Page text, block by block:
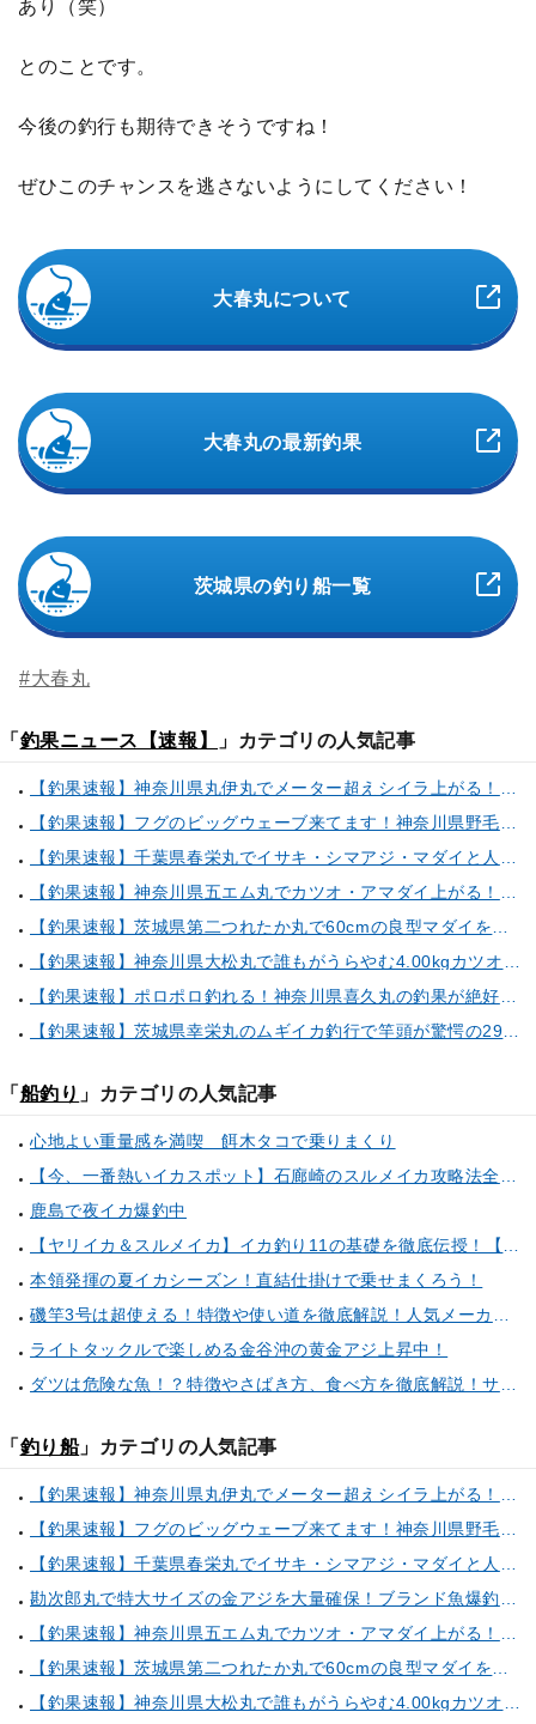
あり（笑）
とのことです。
今後の釣行も期待できそうですね！
ぜひこのチャンスを逃さないようにしてください！
大春丸について
大春丸の最新釣果
茨城県の釣り船一覧
#大春丸
「 釣果ニュース【速報】 」カテゴリの人気記事
【釣果速報】神奈川県丸伊丸でメーター超えシイラ上がる！夏の海のモンスターと勝負したいなら今すぐ予約を！
【釣果速報】フグのビッグウェーブ来てます！神奈川県野毛屋釣船店で38cmのショウサイフグGET！このチャンスを逃すな！
【釣果速報】千葉県春栄丸でイサキ・シマアジ・マダイと人気魚種続々ゲット！いろいろな魚との出会いを楽しみたい人は即予約を！
【釣果速報】神奈川県五エム丸でカツオ・アマダイ上がる！イトヨリ・カサゴ・鬼カサゴなどゲストも多種多様！充実の釣行をお約束します！
【釣果速報】茨城県第二つれたか丸で60cmの良型マダイをキャッチ！アジのアタリも好調！人気者を一気にゲットできるリレー船が今、大人気！
【釣果速報】神奈川県大松丸で誰もがうらやむ4.00kgカツオをキャッチ！あなたも乗船して青物三昧しませんか？
【釣果速報】ポロポロ釣れる！神奈川県喜久丸の釣果が絶好調！ハナダイ・シロアマダイ・サバ・アジなど人気魚種も続々キャッチ！
【釣果速報】茨城県幸栄丸のムギイカ釣行で竿頭が驚愕の294匹キャッチ達成！数も型も大満足の釣行へGO！
「 船釣り 」カテゴリの人気記事
心地よい重量感を満喫 餌木タコで乗りまくり
【今、一番熱いイカスポット】石廊崎のスルメイカ攻略法全解説！（とび島丸／西伊豆 土肥恋人岬）
鹿島で夜イカ爆釣中
【ヤリイカ＆スルメイカ】イカ釣り11の基礎を徹底伝授！【中編】（喜平治丸／三浦半島剣崎間口港）
本領発揮の夏イカシーズン！直結仕掛けで乗せまくろう！
磯竿3号は超使える！特徴や使い道を徹底解説！人気メーカーのおすすめ磯竿もピックアップ！
ライトタックルで楽しめる金谷沖の黄金アジ上昇中！
ダツは危険な魚！？特徴やさばき方、食べ方を徹底解説！サヨリとの見分け方もご紹介
「 釣り船」カテゴリの人気記事
【釣果速報】神奈川県丸伊丸でメーター超えシイラ上がる！夏の海のモンスターと勝負したいなら今すぐ予約を！
【釣果速報】フグのビッグウェーブ来てます！神奈川県野毛屋釣船店で38cmのショウサイフグGET！このチャンスを逃すな！
【釣果速報】千葉県春栄丸でイサキ・シマアジ・マダイと人気魚種続々ゲット！いろいろな魚との出会いを楽しみたい人は即予約を！
勘次郎丸で特大サイズの金アジを大量確保！ブランド魚爆釣の秘密は船長特製の「アレ」だった！【口コミ多数掲載】
【釣果速報】神奈川県五エム丸でカツオ・アマダイ上がる！イトヨリ・カサゴ・鬼カサゴなどゲストも多種多様！充実の釣行をお約束します！
【釣果速報】茨城県第二つれたか丸で60cmの良型マダイをキャッチ！アジのアタリも好調！人気者を一気にゲットできるリレー船が今、大人気！
【釣果速報】神奈川県大松丸で誰もがうらやむ4.00kgカツオをキャッチ！あなたも乗船して青物三昧しませんか？